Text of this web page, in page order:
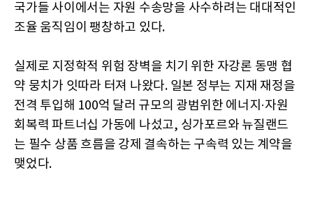
국가들 사이에서는 자원 수송망을 사수하려는 대대적인
조율 움직임이 팽창하고 있다.
실제로 지정학적 위험 장벽을 치기 위한 자강론 동맹 협
약 뭉치가 잇따라 터져 나왔다. 일본 정부는 지재 재정을
전격 투입해 100억 달러 규모의 광범위한 에너지·자원
회복력 파트너십 가동에 나섰고, 싱가포르와 뉴질랜드
는 필수 상품 흐름을 강제 결속하는 구속력 있는 계약을
맺었다.